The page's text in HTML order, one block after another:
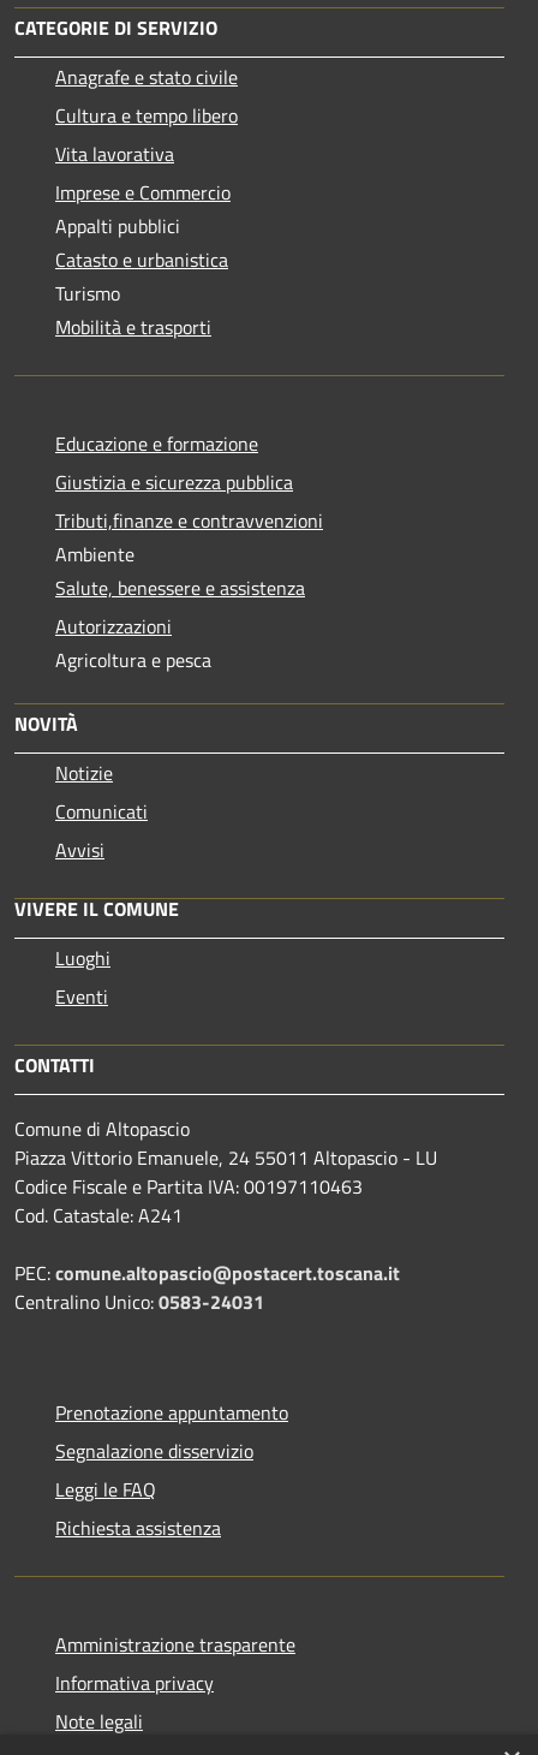
CATEGORIE DI SERVIZIO
Anagrafe e stato civile
Cultura e tempo libero
Vita lavorativa
Imprese e Commercio
Appalti pubblici
Catasto e urbanistica
Turismo
Mobilità e trasporti
Educazione e formazione
Giustizia e sicurezza pubblica
Tributi,finanze e contravvenzioni
Ambiente
Salute, benessere e assistenza
Autorizzazioni
Agricoltura e pesca
NOVITÀ
Notizie
Comunicati
Avvisi
VIVERE IL COMUNE
Luoghi
Eventi
CONTATTI
Comune di Altopascio
Piazza Vittorio Emanuele, 24 55011 Altopascio - LU
Codice Fiscale e Partita IVA: 00197110463
Cod. Catastale: A241
PEC:comune.altopascio@postacert.toscana.it
Centralino Unico:0583-24031
Prenotazione appuntamento
Segnalazione disservizio
Leggi le FAQ
Richiesta assistenza
Amministrazione trasparente
Informativa privacy
Note legali